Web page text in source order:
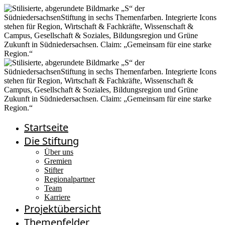
Startseite
Die Stiftung
Über uns
Gremien
Stifter
Regionalpartner
Team
Karriere
Projektübersicht
Themenfelder